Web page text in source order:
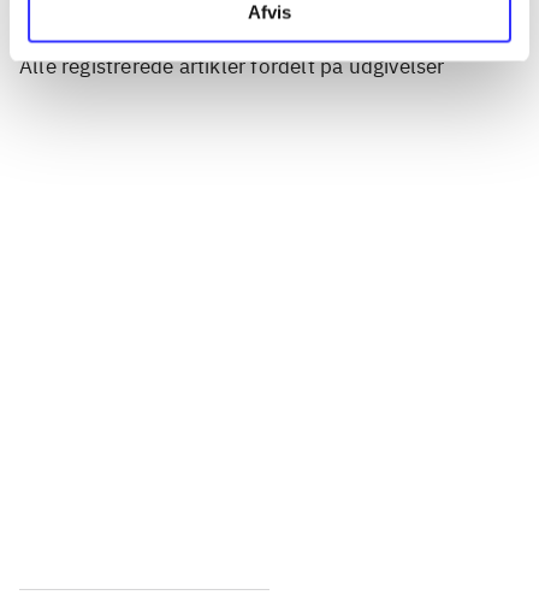
Afvis
Artikler
Alle registrerede artikler fordelt på udgivelser